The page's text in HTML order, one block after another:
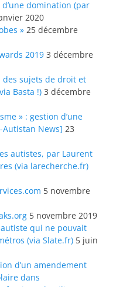
domination (par
2020
» 25 décembre
2019 3 décembre
des sujets de droit et
Basta !) 3 décembre
» : gestion d’une
News] 23
autistes, par Laurent
(via larecherche.fr)
5 novembre
5 novembre 2019
autiste qui ne pouvait
(via Slate.fr) 5 juin
d’un amendement
dans